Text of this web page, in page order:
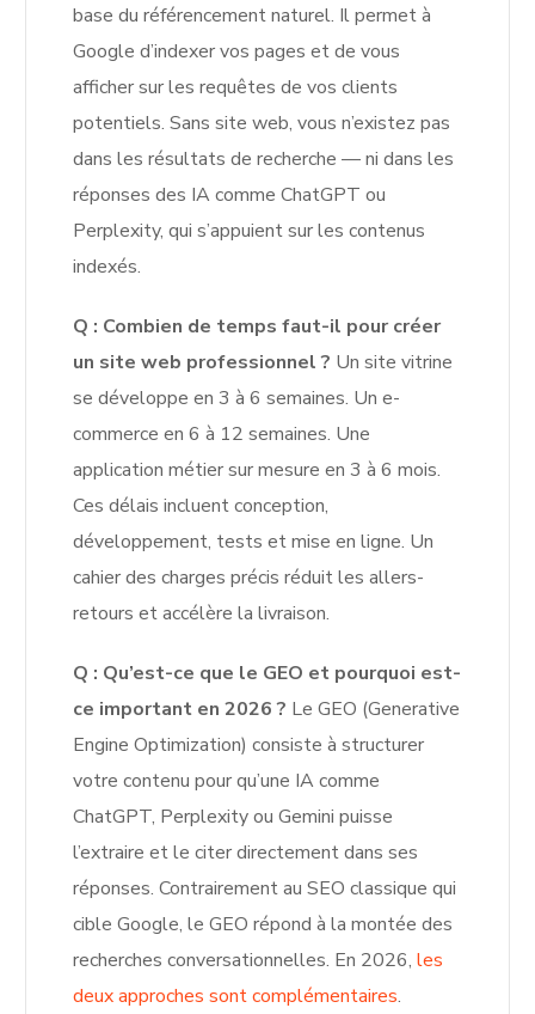
base du référencement naturel. Il permet à
Google d’indexer vos pages et de vous
afficher sur les requêtes de vos clients
potentiels. Sans site web, vous n’existez pas
dans les résultats de recherche — ni dans les
réponses des IA comme ChatGPT ou
Perplexity, qui s’appuient sur les contenus
indexés.
Q : Combien de temps faut-il pour créer
un site web professionnel ? Un site vitrine
se développe en 3 à 6 semaines. Un e-
commerce en 6 à 12 semaines. Une
application métier sur mesure en 3 à 6 mois.
Ces délais incluent conception,
développement, tests et mise en ligne. Un
cahier des charges précis réduit les allers-
retours et accélère la livraison.
Q : Qu’est-ce que le GEO et pourquoi est-
ce important en 2026 ? Le GEO (Generative
Engine Optimization) consiste à structurer
votre contenu pour qu’une IA comme
ChatGPT, Perplexity ou Gemini puisse
l’extraire et le citer directement dans ses
réponses. Contrairement au SEO classique qui
cible Google, le GEO répond à la montée des
recherches conversationnelles. En 2026, les
deux approches sont complémentaires.